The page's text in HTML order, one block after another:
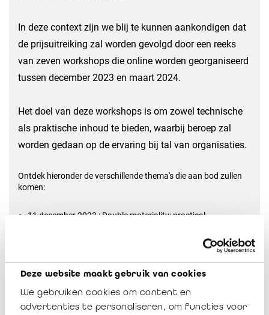
Deze website maakt gebruik van cookies
We gebruiken cookies om content en
advertenties te personaliseren, om functies voor
In deze context zijn we blij te kunnen aankondigen dat
de prijsuitreiking zal worden gevolgd door een reeks
van zeven workshops die online worden georganiseerd
tussen december 2023 en maart 2024.
Het doel van deze workshops is om zowel technische
als praktische inhoud te bieden, waarbij beroep zal
worden gedaan op de ervaring bij tal van organisaties.
Ontdek hieronder de verschillende thema's die aan bod zullen
komen:
11 december 2023 : Double materiality: practical
16 januari 2024 : Context (CSRD), methodology, and
strategic value risk assessment with practical insights from
requirements: what do they entail and how can my company
prepare for the reporting and its audit?